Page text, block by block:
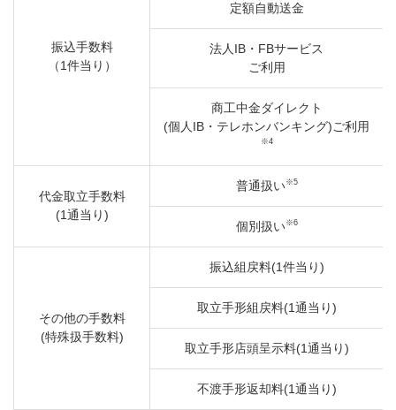
振込手数料
（1件当り）
定額自動送金
法人IB・FBサービス
ご利用
商工中金ダイレクト
(個人IB・テレホンバンキング)ご利用
※4
代金取立手数料
(1通当り)
普通扱い※5
個別扱い※6
その他の手数料
(特殊扱手数料)
振込組戻料(1件当り)
取立手形組戻料(1通当り)
取立手形店頭呈示料(1通当り)
不渡手形返却料(1通当り)